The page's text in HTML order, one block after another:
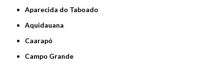
Aparecida do Taboado
Aquidauana
Caarapó
Campo Grande